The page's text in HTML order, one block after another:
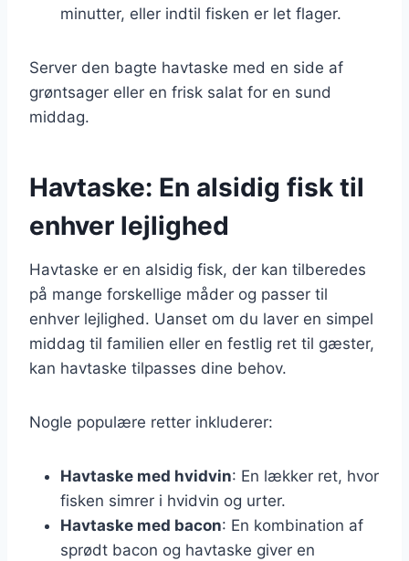
minutter, eller indtil fisken er let flager.
Server den bagte havtaske med en side af
grøntsager eller en frisk salat for en sund
middag.
Havtaske: En alsidig fisk til
enhver lejlighed
Havtaske er en alsidig fisk, der kan tilberedes
på mange forskellige måder og passer til
enhver lejlighed. Uanset om du laver en simpel
middag til familien eller en festlig ret til gæster,
kan havtaske tilpasses dine behov.
Nogle populære retter inkluderer:
Havtaske med hvidvin: En lækker ret, hvor
fisken simrer i hvidvin og urter.
Havtaske med bacon: En kombination af
sprødt bacon og havtaske giver en